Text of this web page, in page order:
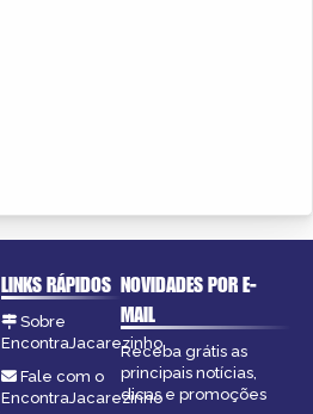
LINKS RÁPIDOS
Sobre
EncontraJacarezinho
Fale com o
EncontraJacarezinho
NOVIDADES POR E-
MAIL
Receba grátis as
principais notícias,
dicas e promoções